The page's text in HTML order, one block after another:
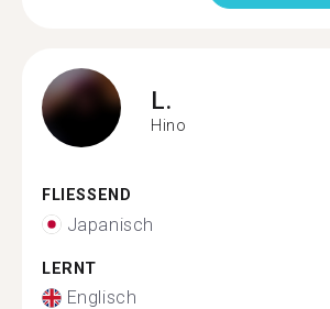
L.
Hino
FLIESSEND
Japanisch
LERNT
Englisch